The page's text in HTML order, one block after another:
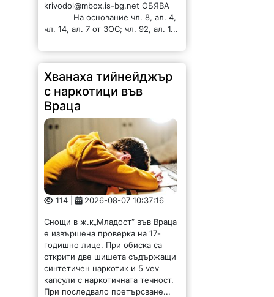
krivodol@mbox.is-bg.net ОБЯВА
На основание чл. 8, ал. 4,
чл. 14, ал. 7 от ЗОС; чл. 92, ал. 1...
Хванаха тийнейджър
с наркотици във
Враца
114 | 2026-08-07 10:37:16
Снощи в ж.к„Младост“ във Враца
е извършена проверка на 17-
годишно лице. При обиска са
открити две шишета съдържащи
синтетичен наркотик и 5 vev
капсули с наркотичната течност.
При последвало претърсване...